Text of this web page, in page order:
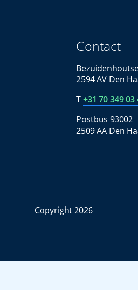
Contact
2594 AV Den
T+31 70 349 03
Postbus 93002
2509 AA Den
Copyright 2026